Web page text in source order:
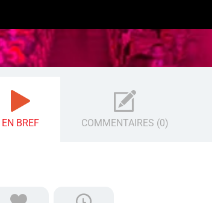
EN BREF COMMENTAIRES (0)